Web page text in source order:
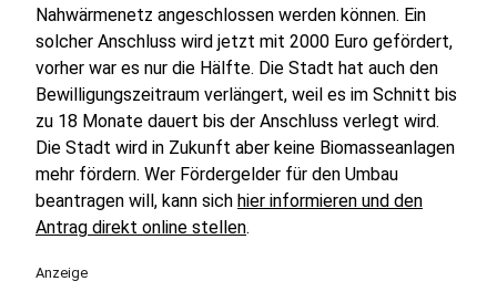
Nahwärmenetz angeschlossen werden können. Ein
solcher Anschluss wird jetzt mit 2000 Euro gefördert,
vorher war es nur die Hälfte. Die Stadt hat auch den
Bewilligungszeitraum verlängert, weil es im Schnitt bis
zu 18 Monate dauert bis der Anschluss verlegt wird.
Die Stadt wird in Zukunft aber keine Biomasseanlagen
mehr fördern. Wer Fördergelder für den Umbau
beantragen will, kann sich hier informieren und den
Antrag direkt online stellen.
Anzeige